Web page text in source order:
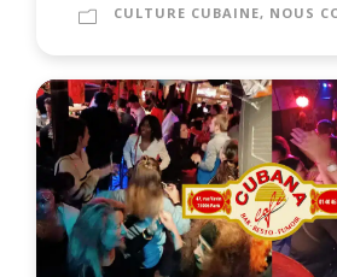
CULTURE CUBAINE, NOUS